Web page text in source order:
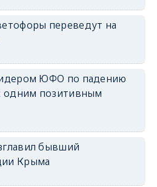
переведут на
ЮФО по падению
одним позитивным
бывший
Крыма